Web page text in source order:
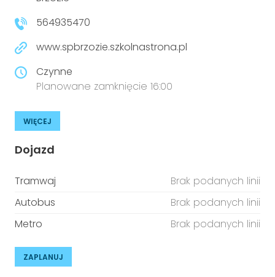
Prawo
Prawa osób z niepełnosprawnościami
564935470
www.spbrzozie.szkolnastrona.pl
Czynne
Planowane zamknięcie 16:00
WIĘCEJ
Dojazd
Tramwaj
Brak podanych linii
Autobus
Brak podanych linii
Metro
Brak podanych linii
ZAPLANUJ